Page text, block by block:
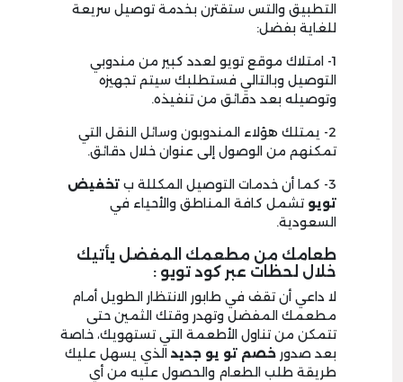
التطبيق والتس ستقترن بخدمة توصيل سريعة
للغاية بفضل:
1- امتلاك موقع تويو لعدد كبير من مندوبي
التوصيل وبالتالي فستطلبك سيتم تجهيزه
وتوصيله بعد دقائق من تنفيذه.
2- يمتلك هؤلاء المندوبون وسائل النقل التي
تمكنهم من الوصول إلى عنوان خلال دقائق.
3- كما أن خدمات التوصيل المكللة ب
تخفيض
تويو تشمل كافة المناطق والأحياء في
السعودية.
طعامك من مطعمك المفضل يأتيك
خلال لحظات عبر كود تويو :
لا داعي أن تقف في طابور الانتظار الطويل أمام
مطعمك المفضل وتهدر وقتك الثمين حتى
تتمكن من تناول الأطعمة التي تستهويك، خاصة
بعد صدور خصم تو يو جديد الذي يسهل عليك
طريقة طلب الطعام والحصول عليه من أي